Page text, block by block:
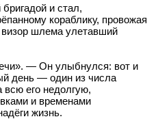
и стал,
кораблику, провожая
шлема улетавший
— Он улыбнулся: вот и
день — один из числа
его недолгую,
и временами
жизнь.